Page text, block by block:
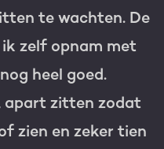
te wachten. De
ik zelf opnam met
heel goed.
apart zitten zodat
zien en zeker tien